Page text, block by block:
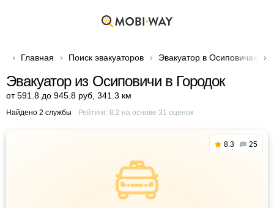
Главная Поиск эвакуаторов Эвакуатор в Осиповичах
Эвакуатор из Осиповичи в Городок
от 591.8 до 945.8 руб 341.3 км
Найдено 2 службы Рейтинг: 8.2 на основе 31 оценок
8.3 25